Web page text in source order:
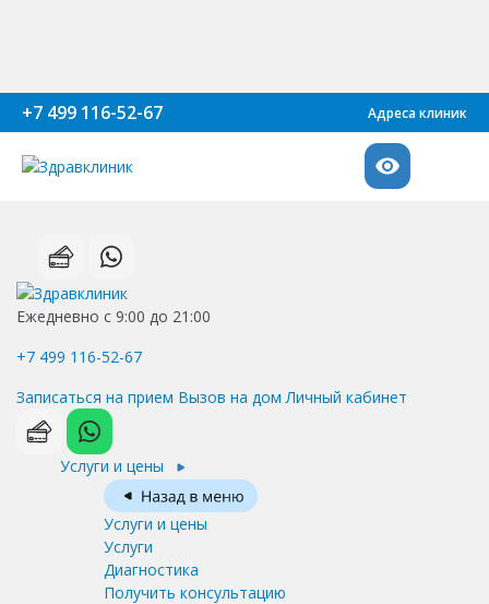
+7 499 116-52-67 Адреса клиник
Ежедневно с 9:00 до 21:00
+7 499 116-52-67
Записаться на прием Вызов на дом Личный кабинет
Услуги и цены
Услуги и цены
Услуги
Диагностика
Получить консультацию